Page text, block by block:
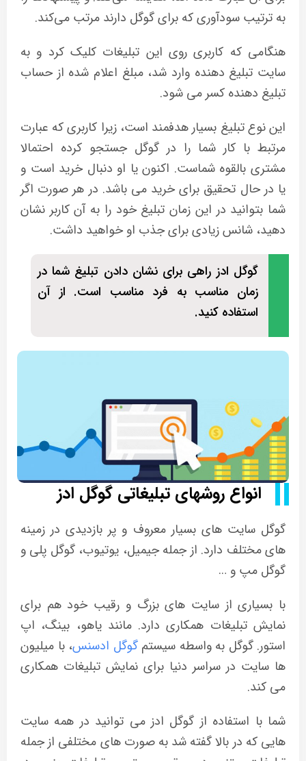
به ترتیب سودآوری که برای گوگل دارند مرتب می‌کند.
هنگامی که کاربری روی این تبلیغات کلیک کرد و به
سایت تبلیغ دهنده وارد شد، مبلغ اعلام شده از حساب
تبلیغ دهنده کسر می شود.
این نوع تبلیغ بسیار هدفمند است، زیرا کاربری که عبارت
مرتبط با کار شما را در گوگل جستجو کرده احتمالا
مشتری بالقوه شماست. اکنون یا او دنبال خرید است و
یا در حال تحقیق برای خرید می باشد. در هر صورت اگر
شما بتوانید در این زمان تبلیغ خود را به آن کاربر نشان
دهید، شانس زیادی برای جذب او خواهید داشت.
گوگل ادز راهی برای نشان دادن تبلیغ شما در
زمان مناسب به فرد مناسب است. از آن
استفاده کنید.
انواع روشهای تبلیغاتی گوگل ادز
گوگل سایت های بسیار معروف و پر بازدیدی در زمینه
های مختلف دارد. از جمله جیمیل، یوتیوب، گوگل پلی و
گوگل مپ و …
با بسیاری از سایت های بزرگ و رقیب خود هم برای
نمایش تبلیغات همکاری دارد. مانند یاهو، بینگ، اپ
استور. گوگل به واسطه سیستمگوگل ادسنس، با میلیون
ها سایت در سراسر دنیا برای نمایش تبلیغات همکاری
می کند.
شما با استفاده از گوگل ادز می توانید در همه سایت
هایی که در بالا گفته شد به صورت های مختلفی از جمله